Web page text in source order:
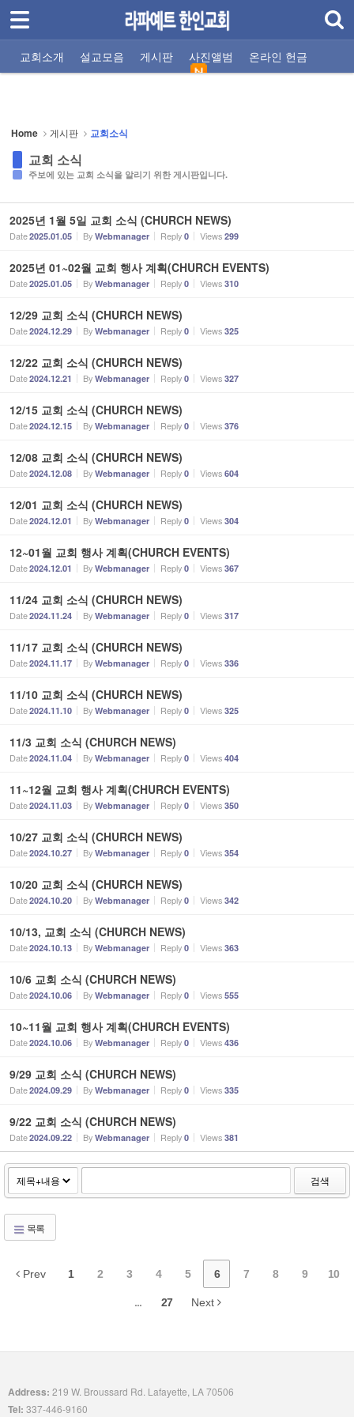
교회소개 설교모음 게시판 사진앨범 온라인 헌금
Home 게시판 교회소식
교회 소식
주보에 있는 교회 소식을 알리기 위한 게시판입니다.
2025년 1월 5일 교회 소식 (CHURCH NEWS)
Date2025.01.05 By Webmanager Reply 0 Views 299
2025년 01~02월 교회 행사 계획(CHURCH EVENTS)
Date2025.01.05 By Webmanager Reply 0 Views 310
12/29 교회 소식 (CHURCH NEWS)
Date2024.12.29 By Webmanager Reply 0 Views 325
12/22 교회 소식 (CHURCH NEWS)
Date2024.12.21 By Webmanager Reply 0 Views 327
12/15 교회 소식 (CHURCH NEWS)
Date2024.12.15 By Webmanager Reply 0 Views 376
12/08 교회 소식 (CHURCH NEWS)
Date2024.12.08 By Webmanager Reply 0 Views 604
12/01 교회 소식 (CHURCH NEWS)
Date2024.12.01 By Webmanager Reply 0 Views 304
12~01월 교회 행사 계획(CHURCH EVENTS)
Date2024.12.01 By Webmanager Reply 0 Views 367
11/24 교회 소식 (CHURCH NEWS)
Date2024.11.24 By Webmanager Reply 0 Views 317
11/17 교회 소식 (CHURCH NEWS)
Date2024.11.17 By Webmanager Reply 0 Views 336
11/10 교회 소식 (CHURCH NEWS)
Date2024.11.10 By Webmanager Reply 0 Views 325
11/3 교회 소식 (CHURCH NEWS)
Date2024.11.04 By Webmanager Reply 0 Views 404
11~12월 교회 행사 계획(CHURCH EVENTS)
Date2024.11.03 By Webmanager Reply 0 Views 350
10/27 교회 소식 (CHURCH NEWS)
Date2024.10.27 By Webmanager Reply 0 Views 354
10/20 교회 소식 (CHURCH NEWS)
Date2024.10.20 By Webmanager Reply 0 Views 342
10/13, 교회 소식 (CHURCH NEWS)
Date2024.10.13 By Webmanager Reply 0 Views 363
10/6 교회 소식 (CHURCH NEWS)
Date2024.10.06 By Webmanager Reply 0 Views 555
10~11월 교회 행사 계획(CHURCH EVENTS)
Date2024.10.06 By Webmanager Reply 0 Views 436
9/29 교회 소식 (CHURCH NEWS)
Date2024.09.29 By Webmanager Reply 0 Views 335
9/22 교회 소식 (CHURCH NEWS)
Date2024.09.22 By Webmanager Reply 0 Views 381
검색
목록
Prev 1 2 3 4 5 6 7 8 9 10
... 27 Next
Address: 219 W. Broussard Rd. Lafayette, LA 70506
Tel: 337-446-9160
로그인
교회소개
- 교회소식
- 선교지소식
- 자유게시판
- 찬양팀
- 말씀 나눔터
온라인 헌금
Sketchbook5, 스케치북5
Sketchbook5, 스케치북5